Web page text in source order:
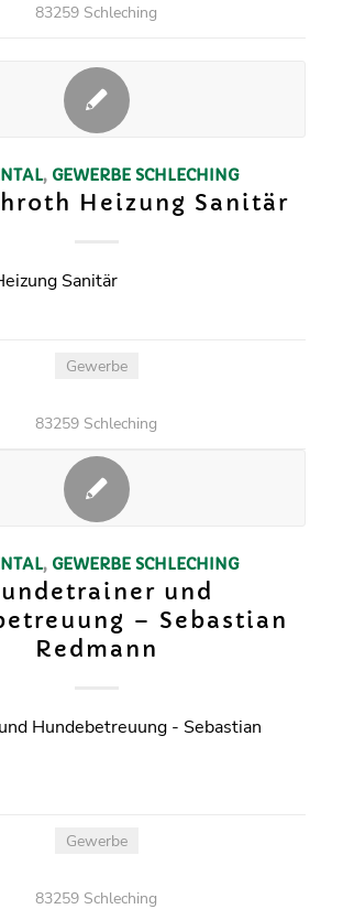
83259 Schleching
, GEWERBE SCHLECHING
Heizung Sanitär
Sanitär
Gewerbe
83259 Schleching
, GEWERBE SCHLECHING
und
– Sebastian
Redmann
Hundebetreuung - Sebastian
Gewerbe
83259 Schleching